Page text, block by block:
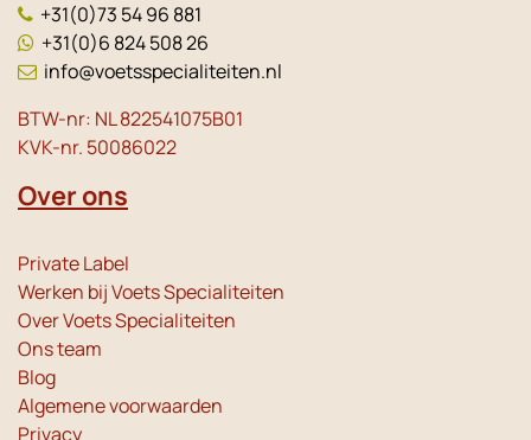
+31(0)73 54 96 881
+31(0)6 824 508 26
info@voetsspecialiteiten.nl
BTW-nr: NL 822541075B01
KVK-nr. 50086022
Over ons
Private Label
Werken bij Voets Specialiteiten
Over Voets Specialiteiten
Ons team
Blog
Algemene voorwaarden
Privacy